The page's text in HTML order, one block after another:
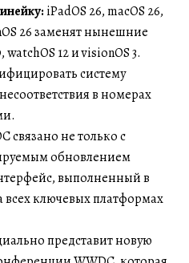
iPadOS 26, macOS 26,
26 заменят нынешние
watchOS 12 и visionOS 3.
систему
в номерах
связано не только с
обновлением
выполненный в
всех ключевых платформах
представит новую